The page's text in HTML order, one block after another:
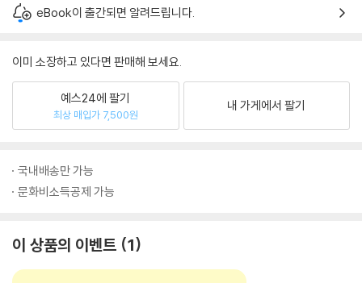
eBook이 출간되면 알려드립니다.
이미 소장하고 있다면 판매해 보세요.
예스24에 팔기
최상 매입가 7,500원
내 가게에서 팔기
국내배송만 가능
문화비소득공제 가능
이 상품의 이벤트 1